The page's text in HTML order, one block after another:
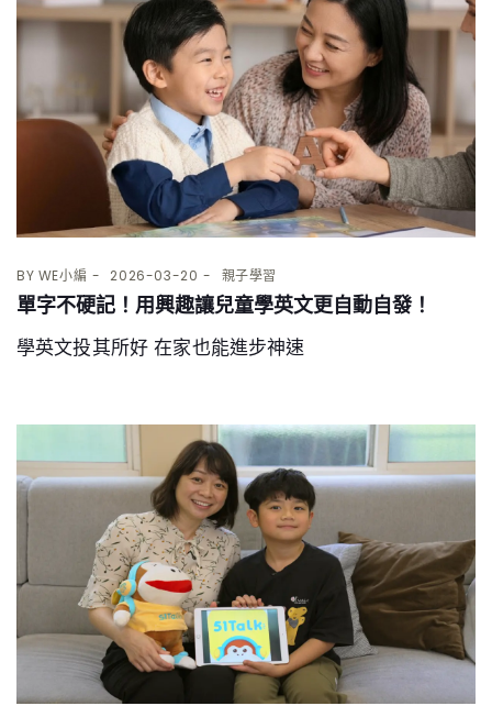
BY WE小編 2026-03-20 親子學習
單字不硬記！用興趣讓兒童學英文更自動自發！
學英文投其所好 在家也能進步神速